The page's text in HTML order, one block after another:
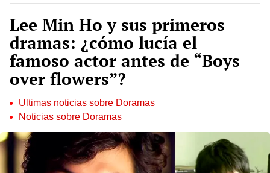
Lee Min Ho y sus primeros
dramas: ¿cómo lucía el
famoso actor antes de “Boys
over flowers”?
Últimas noticias sobre Doramas
Noticias sobre Doramas